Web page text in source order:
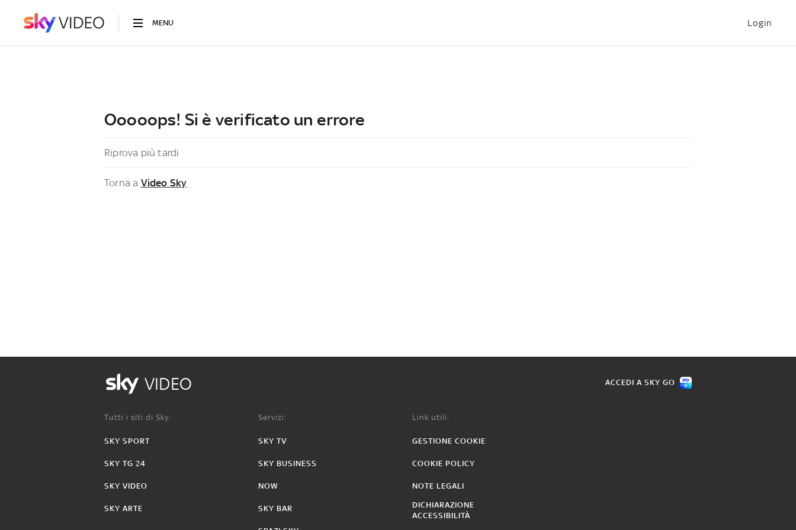
MENU Login
Ooooops! Si è verificato un errore
Riprova più tardi
Torna a Video Sky
VIDEO ACCEDI A SKY GO
Tutti i siti di Sky:
SKY SPORT
SKY TG 24
SKY VIDEO
SKY ARTE
Servizi:
SKY TV
SKY BUSINESS
NOW
SKY BAR
Link utili:
GESTIONE COOKIE
COOKIE POLICY
NOTE LEGALI
DICHIARAZIONE
ACCESSIBILITÀ